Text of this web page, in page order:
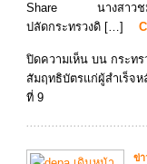
Share นางสาวชม
ปลัดกระทรวงดิ […]
ปิดความเห็น บน กระทร
สัมฤทธิบัตรแก่ผู้สำเร็จ
ที่ 9
ข่า